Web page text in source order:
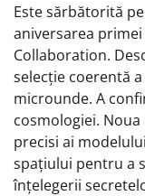
Este sărbătorită
aniversarea
Collaboration.
selecție coerentă
microunde. A
cosmologiei.
precisi ai
spațiului pentru a
înțelegerii